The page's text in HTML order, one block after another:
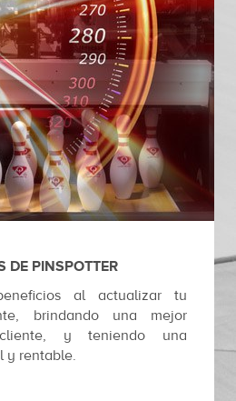
DE PINSPOTTER
al actualizar tu
brindando una mejor
y teniendo una
y rentable.